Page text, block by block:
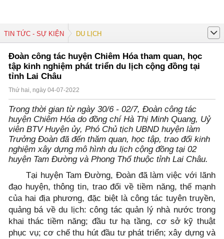
TIN TỨC - SỰ KIỆN DU LỊCH
Đoàn công tác huyện Chiêm Hóa tham quan, học
tập kinh nghiệm phát triển du lịch cộng đồng tại
tỉnh Lai Châu
Thứ hai, ngày 04-07-2022
Trong thời gian từ ngày 30/6 - 02/7, Đoàn công tác
huyện Chiêm Hóa do đồng chí Hà Thị Minh Quang, Uỷ
viên BTV Huyện ủy, Phó Chủ tịch UBND huyện làm
Trưởng Đoàn đã đến thăm quan, học tập, trao đổi kinh
nghiệm xây dựng mô hình du lịch cộng đồng tại 02
huyện Tam Đường và Phong Thổ thuộc tỉnh Lai Châu.
Tại huyện Tam Đường, Đoàn đã làm việc với lãnh
đạo huyện, thông tin, trao đổi về tiềm năng, thế mạnh
của hai địa phương, đặc biệt là công tác tuyên truyền,
quảng bá về du lịch: công tác quản lý nhà nước trong
khai thác tiềm năng; đầu tư hạ tầng, cơ sở kỹ thuật
phục vụ; cơ chế thu hút đầu tư phát triển; xây dựng và